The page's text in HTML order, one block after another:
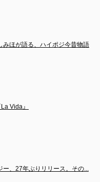
みほが語る、ハイポジ今昔物語
Vida』
ー、27年ぶりリリース。その...